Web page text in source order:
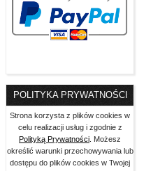
POLITYKA PRYWATNOŚCI
Strona korzysta z plików cookies w
celu realizacji usług i zgodnie z
Polityką Prywatności . Możesz
określić warunki przechowywania lub
dostępu do plików cookies w Twojej